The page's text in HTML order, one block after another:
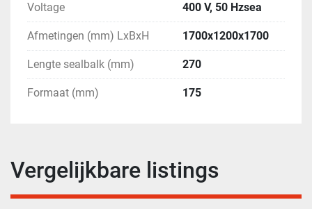
Voltage 400 V, 50 Hzsea
Afmetingen (mm) LxBxH 1700x1200x1700
Lengte sealbalk (mm) 270
Formaat (mm) 175
Vergelijkbare listings